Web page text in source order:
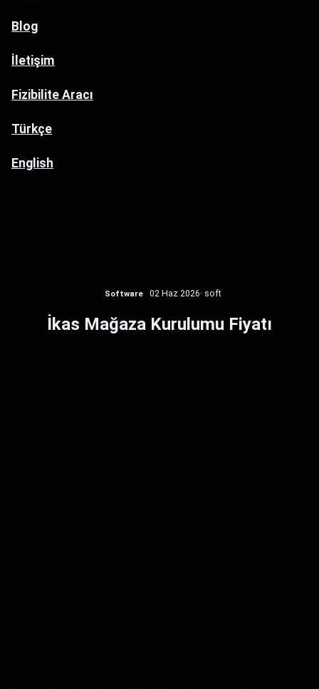
Blog
İletişim
Fizibilite Aracı
Türkçe
English
Software 02 Haz 2026· soft
İkas Mağaza Kurulumu Fiyatı